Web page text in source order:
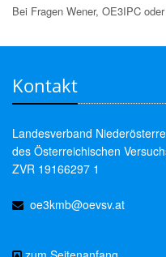
Bei Fragen Wener, OE3IPC
Kontakt
Landesverband
des Österreichischen
ZVR 19166297 1
oe3kmb@oevsv.at